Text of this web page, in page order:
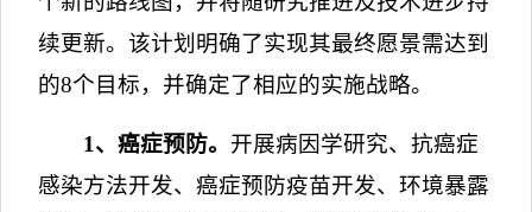
续更新。该计划明确了实现其最终愿景需达到
的8个目标，并确定了相应的实施战略。
1、癌症预防。 开展病因学研究、抗癌症
感染方法开发、癌症预防疫苗开发、环境暴露